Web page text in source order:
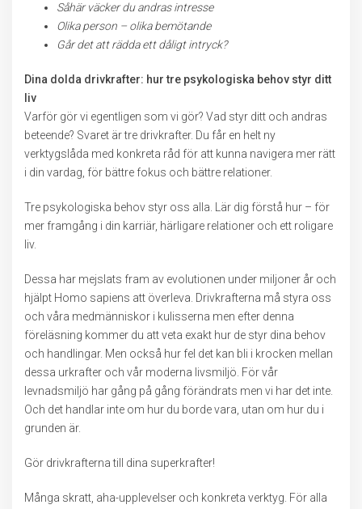
Såhär väcker du andras intresse
Olika person – olika bemötande
Går det att rädda ett dåligt intryck?
Dina dolda drivkrafter: hur tre psykologiska behov styr ditt
liv
Varför gör vi egentligen som vi gör? Vad styr ditt och andras
beteende? Svaret är tre drivkrafter. Du får en helt ny
verktygslåda med konkreta råd för att kunna navigera mer rätt
i din vardag, för bättre fokus och bättre relationer.
Tre psykologiska behov styr oss alla. Lär dig förstå hur – för
mer framgång i din karriär, härligare relationer och ett roligare
liv.
Dessa har mejslats fram av evolutionen under miljoner år och
hjälpt Homo sapiens att överleva. Drivkrafterna må styra oss
och våra medmänniskor i kulisserna men efter denna
föreläsning kommer du att veta exakt hur de styr dina behov
och handlingar. Men också hur fel det kan bli i krocken mellan
dessa urkrafter och vår moderna livsmiljö. För vår
levnadsmiljö har gång på gång förändrats men vi har det inte.
Och det handlar inte om hur du borde vara, utan om hur du i
grunden är.
Gör drivkrafterna till dina superkrafter!
Många skratt, aha-upplevelser och konkreta verktyg. För alla